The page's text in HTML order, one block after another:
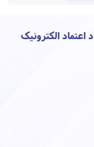
اعتماد الکترونیک